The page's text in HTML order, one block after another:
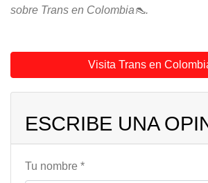
sobre Trans en Colombia👠.
Visita Trans en
ESCRIBE UNA
Tu nombre *